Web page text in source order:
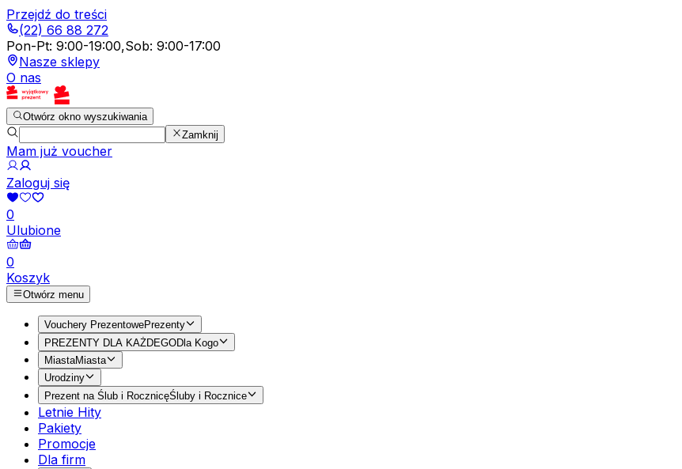
Przejdź do treści
(22) 66 88 272
Pon-Pt: 9:00-19:00,Sob: 9:00-17:00
Nasze sklepy
O nas
Otwórz okno wyszukiwania
Zamknij
Mam już voucher
Zaloguj się
0
Ulubione
0
Koszyk
Otwórz menu
Vouchery PrezentowePrezenty
PREZENTY DLA KAŻDEGODla Kogo
MiastaMiasta
Urodziny
Prezent na Ślub i RocznicęŚluby i Rocznice
Letnie Hity
Pakiety
Promocje
Dla firm